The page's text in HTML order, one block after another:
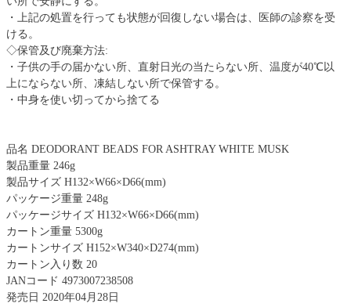
・上記の処置を行っても状態が回復しない場合は、医師の診察を受
ける。
◇保管及び廃棄方法:
・子供の手の届かない所、直射日光の当たらない所、温度が40℃以
上にならない所、凍結しない所で保管する。
・中身を使い切ってから捨てる
品名 DEODORANT BEADS FOR ASHTRAY WHITE MUSK
製品重量 246g
製品サイズ H132×W66×D66(mm)
パッケージ重量 248g
パッケージサイズ H132×W66×D66(mm)
カートン重量 5300g
カートンサイズ H152×W340×D274(mm)
カートン入り数 20
JANコード 4973007238508
発売日 2020年04月28日